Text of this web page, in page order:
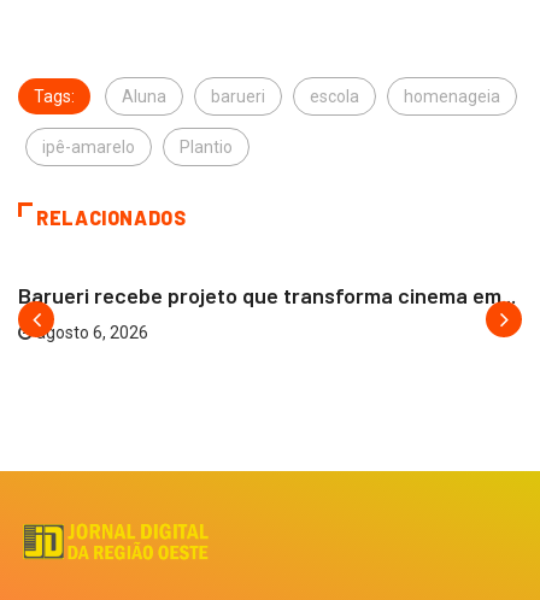
Tags: Aluna barueri escola homenageia
ipê-amarelo Plantio
RELACIONADOS
Barueri recebe projeto que transforma cinema em...
agosto 6, 2026